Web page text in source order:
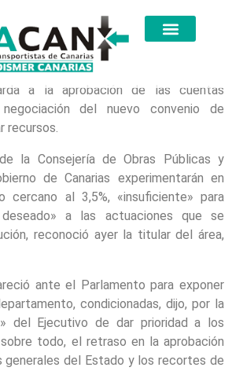
a la aprobación de las cuentas
del nuevo convenio de
recursos.
la Consejería de Obras Públicas y
de Canarias experimentarán en
cercano al 3,5%, «insuficiente» para
a las actuaciones que se
reconoció ayer la titular del área,
ante el Parlamento para exponer
condicionadas, dijo, por la
del Ejecutivo de dar prioridad a los
todo, el retraso en la aprobación
generales del Estado y los recortes de